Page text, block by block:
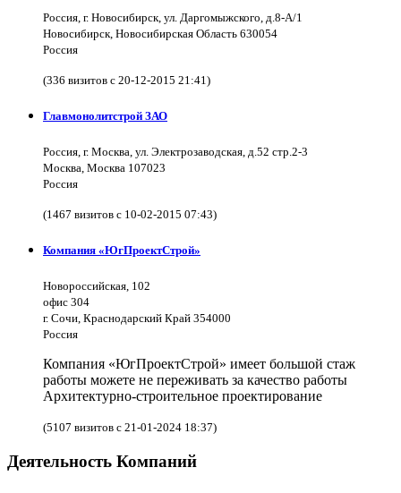
Россия, г. Новосибирск, ул. Даргомыжского, д.8-А/1
Новосибирск, Новосибирская Область 630054
Россия
(336 визитов с 20-12-2015 21:41)
Главмонолитстрой ЗАО
Россия, г. Москва, ул. Электрозаводская, д.52 стр.2-3
Москва, Москва 107023
Россия
(1467 визитов с 10-02-2015 07:43)
Компания «ЮгПроектСтрой»
Новороссийская, 102
офис 304
г. Сочи, Краснодарский Край 354000
Россия
Компания «ЮгПроектСтрой» имеет большой стаж
работы можете не переживать за качество работы
Архитектурно-строительное проектирование
(5107 визитов с 21-01-2024 18:37)
Деятельность Компаний